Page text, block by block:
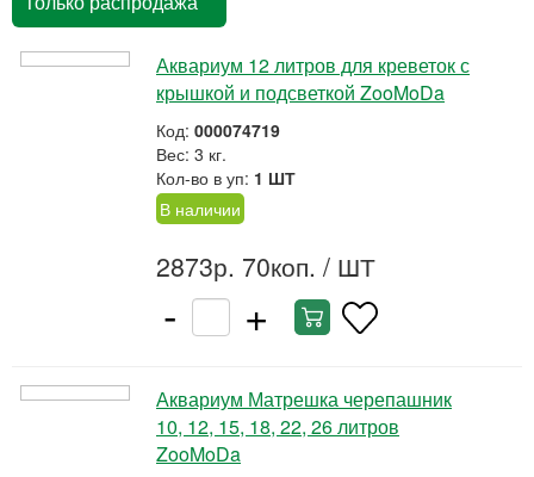
Аквариум 12 литров для креветок с
крышкой и подсветкой ZooMoDa
Код: 000074719
Вес: 3 кг.
Кол-во в уп: 1 ШТ
В наличии
2873р. 70коп. / ШТ
- +
Аквариум Матрешка черепашник
10, 12, 15, 18, 22, 26 литров
ZooMoDa